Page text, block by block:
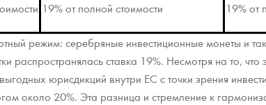
19% от полной стоимости 19% от
режим: серебряные инвестиционные монеты и
распространялась ставка 19%. Несмотря на то,
юрисдикций внутри ЕС с точки зрения
около 20%. Эта разница и стремление к